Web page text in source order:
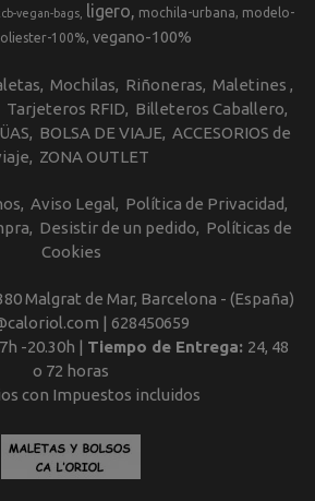
vegan-bags ligero mochila-urbana
modelo-
100% vegano-100%
Mochilas Riñoneras Maletines
Tarjeteros RFID
Billeteros Caballero
BOLSA DE VIAJE ACCESORIOS de
ZONA OUTLET
Aviso Legal
Política de Privacidad
Desistir de un pedido
Políticas de
Cookies
Malgrat de Mar, Barcelona - (España)
| 628450659
-20.30h | Tiempo de Entrega: 24, 48
o 72 horas
con Impuestos incluidos